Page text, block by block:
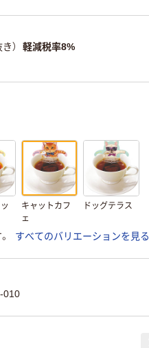
）
軽減税率8%
キャットカフ
ェ
ドッグテラス
すべてのバリエーションを見る
010